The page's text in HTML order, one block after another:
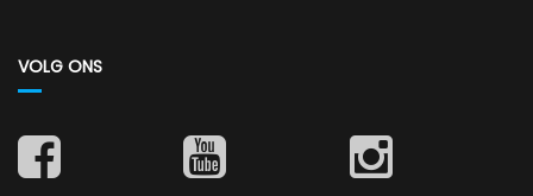
VOLG ONS